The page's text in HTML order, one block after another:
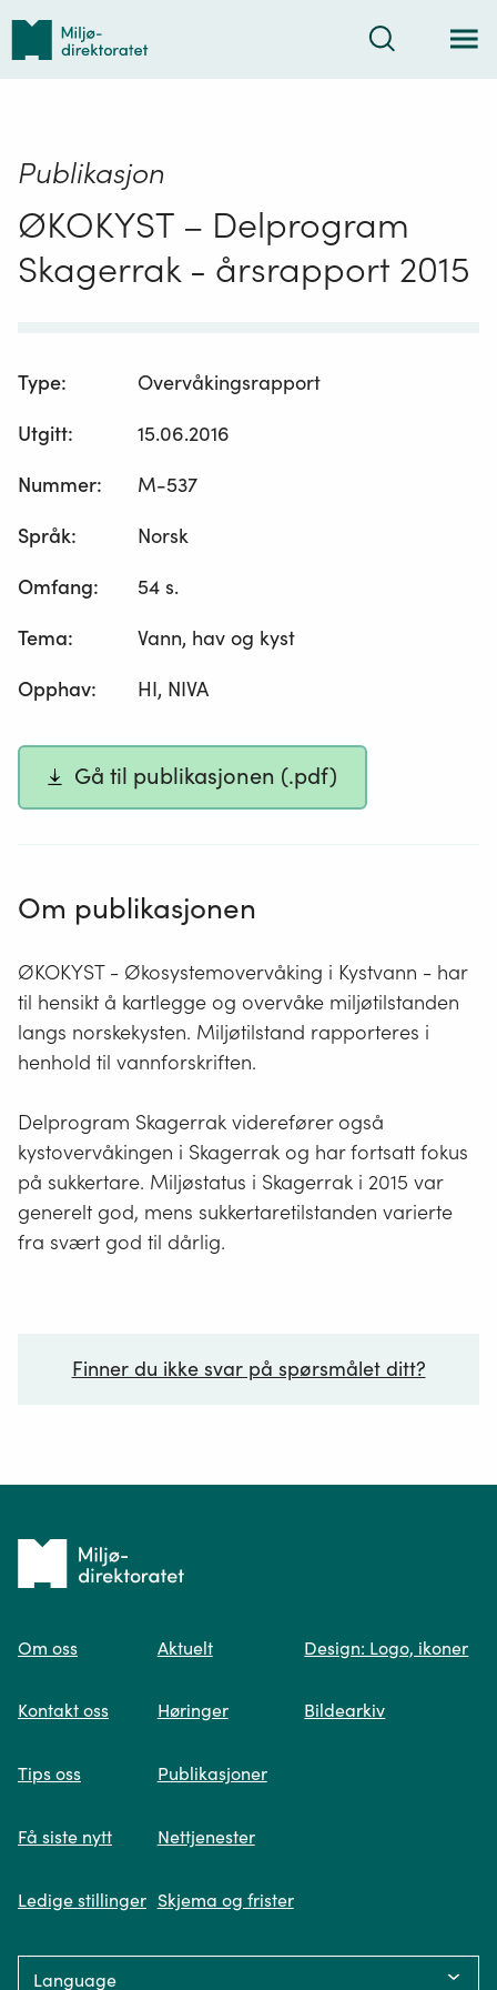
Tilbake
forsiden
Søk
Publikasjon
ØKOKYST – Delprogram
Skagerrak - årsrapport 2015
Type:
Overvåkingsrapport
Utgitt:
15.06.2016
Nummer:
M-537
Språk:
Norsk
Omfang:
54 s.
Tema:
Vann, hav og kyst
Opphav: HI, NIVA
Gå til publikasjonen (.pdf)
Om publikasjonen
ØKOKYST - Økosystemovervåking i Kystvann - har
til hensikt å kartlegge og overvåke miljøtilstanden
langs norskekysten. Miljøtilstand rapporteres i
henhold til vannforskriften.
Delprogram Skagerrak viderefører også
kystovervåkingen i Skagerrak og har fortsatt fokus
på sukkertare. Miljøstatus i Skagerrak i 2015 var
generelt god, mens sukkertaretilstanden varierte
fra svært god til dårlig.
Finner du ikke svar på spørsmålet ditt?
Spør oss
søk og viser deg vår mest relevante
Tilbake
forsiden
Om oss
Kontakt oss
Tips oss
Få siste nytt
Ledige stillinger
Aktuelt
Høringer
Publikasjoner
Nettjenester
Skjema og frister
Design: Logo, ikoner
Bildearkiv